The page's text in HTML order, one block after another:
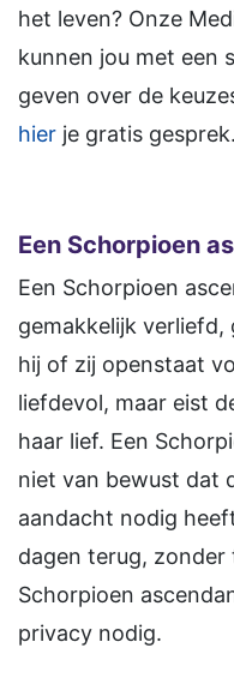
het leven? Onze
kunnen jou met een
geven over de
hier je gratis gesprek.
Een Schorpioen
Een Schorpioen
gemakkelijk verliefd,
hij of zij openstaat
liefdevol, maar eist
haar lief. Een
niet van bewust dat
aandacht nodig
dagen terug,
Schorpioen
privacy nodig.